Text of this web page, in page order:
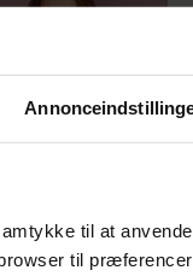
til at
til
Nawa: ”Det er
ikke